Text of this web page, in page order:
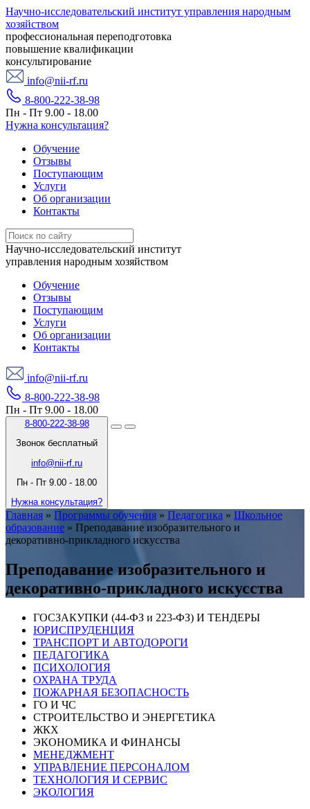
Научно-исследовательский институт управления народным
хозяйством
профессиональная переподготовка
повышение квалификации
консультирование
info@nii-rf.ru
8-800-222-38-98
Пн - Пт 9.00 - 18.00
Нужна консультация?
Обучение
Отзывы
Поступающим
Услуги
Об организации
Контакты
Научно-исследовательский институт
управления народным хозяйством
Обучение
Отзывы
Поступающим
Услуги
Об организации
Контакты
info@nii-rf.ru
8-800-222-38-98
Пн - Пт 9.00 - 18.00
8-800-222-38-98
Звонок бесплатный
info@nii-rf.ru
Пн - Пт 9.00 - 18.00
Нужна консультация?
Главная » Программы обучения » Педагогика » Школьное
образование » Преподавание изобразительного и
декоративно-прикладного искусства
Преподавание изобразительного и
декоративно-прикладного искусства
ГОСЗАКУПКИ (44-ФЗ и 223-ФЗ) И ТЕНДЕРЫ
ЮРИСПРУДЕНЦИЯ
ТРАНСПОРТ И АВТОДОРОГИ
ПЕДАГОГИКА
ПСИХОЛОГИЯ
ОХРАНА ТРУДА
ПОЖАРНАЯ БЕЗОПАСНОСТЬ
ГО И ЧС
СТРОИТЕЛЬСТВО И ЭНЕРГЕТИКА
ЖКХ
ЭКОНОМИКА И ФИНАНСЫ
МЕНЕДЖМЕНТ
УПРАВЛЕНИЕ ПЕРСОНАЛОМ
ТЕХНОЛОГИЯ И СЕРВИС
ЭКОЛОГИЯ